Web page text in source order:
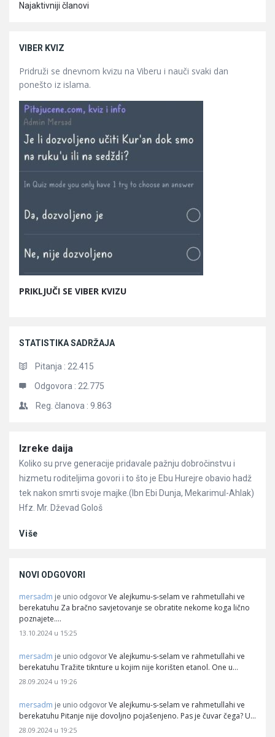
Najaktivniji članovi
VIBER KVIZ
Pridruži se dnevnom kvizu na Viberu i nauči svaki dan
ponešto iz islama.
PRIKLJUČI SE VIBER KVIZU
STATISTIKA SADRŽAJA
Pitanja : 22.415
Odgovora : 22.775
Reg. članova : 9.863
Članci
Izreke daija
Koliko su prve generacije pridavale pažnju dobročinstvu i
hizmetu roditeljima govori i to što je Ebu Hurejre obavio hadž
tek nakon smrti svoje majke.(Ibn Ebi Dunja, Mekarimul-Ahlak)
Hfz. Mr. Dževad Gološ
Više
NOVI ODGOVORI
mersadm je unio odgovor Ve alejkumu-s-selam ve rahmetullahi ve
berekatuhu Za bračno savjetovanje se obratite nekome koga lično
poznajete.…
13.10.2024 u 15:25
mersadm je unio odgovor Ve alejkumu-s-selam ve rahmetullahi ve
berekatuhu Tražite tiknture u kojim nije korišten etanol. One u…
28.09.2024 u 19:26
mersadm je unio odgovor Ve alejkumu-s-selam ve rahmetullahi ve
berekatuhu Pitanje nije dovoljno pojašenjeno. Pas je čuvar čega? U…
28.09.2024 u 19:25